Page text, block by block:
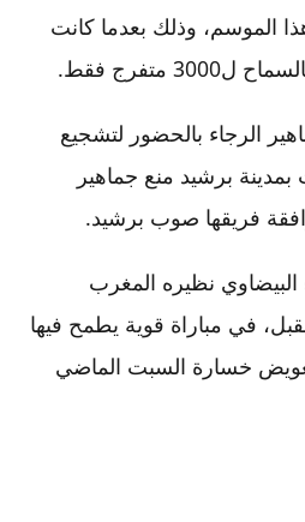
الموسم، وذلك بعدما كانت
متفرج فقط.
الرجاء بالحضور لتشجيع
برشيد منع جماهير
فريقها صوب برشيد.
نظيره المغرب
في مباراة قوية يطمح فيها
خسارة السبت الماضي